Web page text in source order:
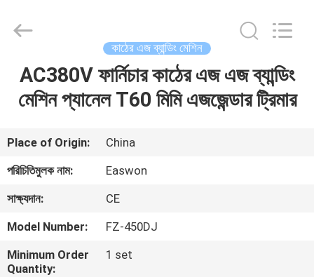
বাড়ি
আমাদের
সম্পর্কে
কারখানা
ভ্রমণ
Export
Reserved.
কাঠের এজ ব্যান্ডিং মেশিন
AC380V ফার্নিচার কাঠের এজ এজ ব্যান্ডিং
মেশিন প্যানেল T60 মিমি এজজেন্ডার ট্রিমার
Place of Origin:
China
পরিচিতিমুলক নাম:
Easwon
সাক্ষ্যদান:
CE
Model Number:
FZ-450DJ
Minimum Order
Quantity:
1 set